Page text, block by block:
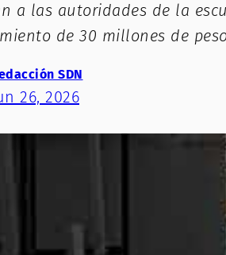
a las autoridades de la
de 30 millones de
SDN
26, 2026